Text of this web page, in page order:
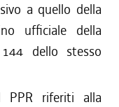
a quello della
ufficiale della
dello stesso
PPR riferiti alla